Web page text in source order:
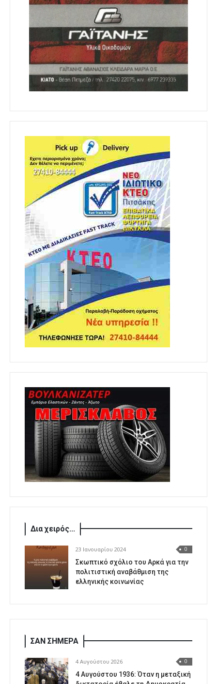
Δια χειρός...
23 Ιανουαρίου 2024 0
Σκωπτικό σχόλιο του Αρκά για την
πολιτιστική αναβάθμιση της
ελληνικής κοινωνίας
ΣΑΝ ΣΗΜΕΡΑ
4 Αυγούστου 2026 0
4 Αυγούστου 1936: Όταν η μεταξική